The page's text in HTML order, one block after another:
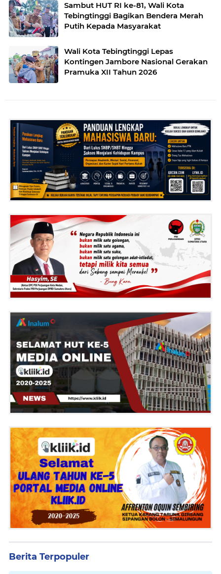
Sambut HUT RI ke-81, Wali Kota
Tebingtinggi Bagikan Bendera Merah
Putih Kepada Masyarakat
Wali Kota Tebingtinggi Lepas
Kontingen Jambore Nasional Gerakan
Pramuka XII Tahun 2026
Berita Terpopuler